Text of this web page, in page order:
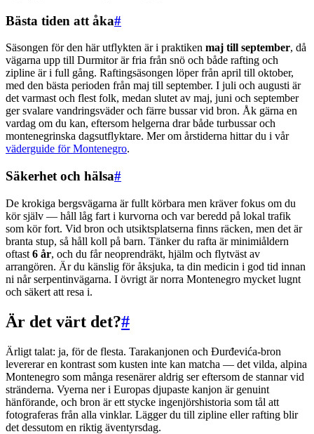
Bästa tiden att åka#
Säsongen för den här utflykten är i praktiken maj till september, då
vägarna upp till Durmitor är fria från snö och både rafting och
zipline är i full gång. Raftingsäsongen löper från april till oktober,
med den bästa perioden från maj till september. I juli och augusti är
det varmast och flest folk, medan slutet av maj, juni och september
ger svalare vandringsväder och färre bussar vid bron. Åk gärna en
vardag om du kan, eftersom helgerna drar både turbussar och
montenegrinska dagsutflyktare. Mer om årstiderna hittar du i vår
väderguide för Montenegro.
Säkerhet och hälsa#
De krokiga bergsvägarna är fullt körbara men kräver fokus om du
kör själv — håll låg fart i kurvorna och var beredd på lokal trafik
som kör fort. Vid bron och utsiktsplatserna finns räcken, men det är
branta stup, så håll koll på barn. Tänker du rafta är minimiåldern
oftast 6 år, och du får neoprendräkt, hjälm och flytväst av
arrangören. Är du känslig för åksjuka, ta din medicin i god tid innan
ni når serpentinvägarna. I övrigt är norra Montenegro mycket lugnt
och säkert att resa i.
Är det värt det?#
Ärligt talat: ja, för de flesta. Tarakanjonen och Đurđevića-bron
levererar en kontrast som kusten inte kan matcha — det vilda, alpina
Montenegro som många resenärer aldrig ser eftersom de stannar vid
stränderna. Vyerna ner i Europas djupaste kanjon är genuint
hänförande, och bron är ett stycke ingenjörshistoria som tål att
fotograferas från alla vinklar. Lägger du till zipline eller rafting blir
det dessutom en riktig äventyrsdag.